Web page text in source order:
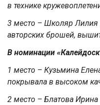
в технике
3 место – Школяр Лилия
авторских брошей,
В номинации
1 место – Кузьмина
покрывала в высоком
2 место – Блатова